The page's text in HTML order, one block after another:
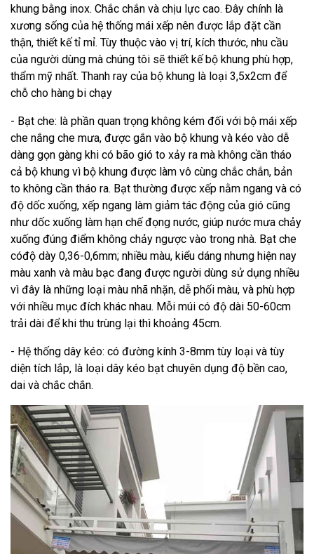
khung bằng inox. Chắc chắn và chịu lực cao. Đây chính là
xương sống của hệ thống mái xếp nên được lắp đặt cần
thận, thiết kế tỉ mỉ. Tùy thuộc vào vị trí, kích thước, nhu cầu
của người dùng mà chúng tôi sẽ thiết kế bộ khung phù hợp,
thẩm mỹ nhất. Thanh ray của bộ khung là loại 3,5x2cm để
chỗ cho hàng bi chạy
- Bạt che: là phần quan trọng không kém đối với bộ mái xếp
che nắng che mưa, được gắn vào bộ khung và kéo vào dễ
dàng gọn gàng khi có bão gió to xảy ra mà không cần tháo
cả bộ khung vì bộ khung được làm vô cùng chắc chắn, bản
to không cần tháo ra. Bạt thường được xếp nằm ngang và có
độ dốc xuống, xếp ngang làm giảm tác động của gió cũng
như dốc xuống làm hạn chế đọng nước, giúp nước mưa chảy
xuống đúng điểm không chảy ngược vào trong nhà. Bạt che
cóđộ dày 0,36-0,6mm; nhiều màu, kiểu dáng nhưng hiện nay
màu xanh và màu bạc đang được người dùng sử dụng nhiều
vì đây là những loại màu nhã nhặn, dễ phối màu, và phù hợp
với nhiều mục đích khác nhau. Mỗi múi có độ dài 50-60cm
trải dài để khi thu trùng lại thì khoảng 45cm.
- Hệ thống dây kéo: có đường kính 3-8mm tùy loại và tùy
diện tích lắp, là loại dây kéo bạt chuyên dụng độ bền cao,
dai và chắc chắn.